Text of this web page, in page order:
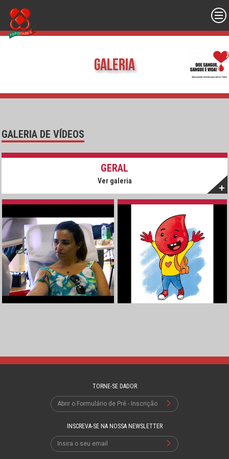
Galeria
GALERIA DE VÍDEOS
GERAL
Ver galeria +
TORNE-SE DADOR
Abrir o Formulário de Pré - Inscrição
INSCREVA-SE NA NOSSA NEWSLETTER
Insira o seu email